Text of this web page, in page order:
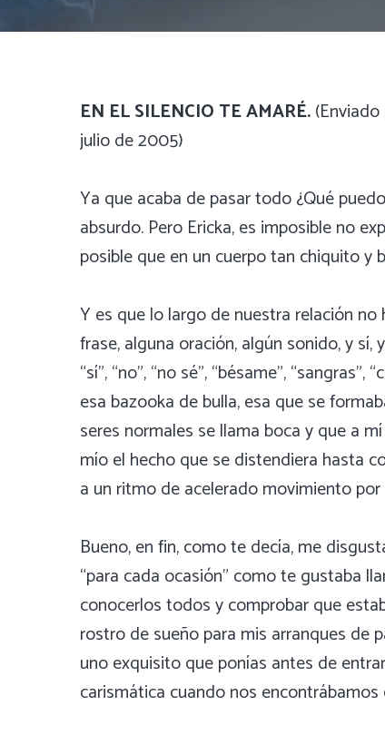
EN EL SILENCIO TE AMARÉ.
julio de 2005)
Ya que acaba de pasar todo ¿Qué
absurdo. Pero Ericka, es imposible no
posible que en un cuerpo tan chiquito y
Y es que lo largo de nuestra relación
frase, alguna oración, algún sonido, y
“sí”, “no”, “no sé”, “bésame”,
esa bazooka de bulla, esa que se
seres normales se llama boca y que a
mío el hecho que se distendiera hasta
a un ritmo de acelerado movimiento
Bueno, en fin, como te decía, me
“para cada ocasión” como te gustaba
conocerlos todos y comprobar que
rostro de sueño para mis arranques de
uno exquisito que ponías antes de
carismática cuando nos